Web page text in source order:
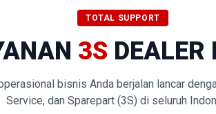
TOTAL SUPPORT
3S DEALER
bisnis Anda berjalan lancar
Service, dan Sparepart (3S) di seluruh